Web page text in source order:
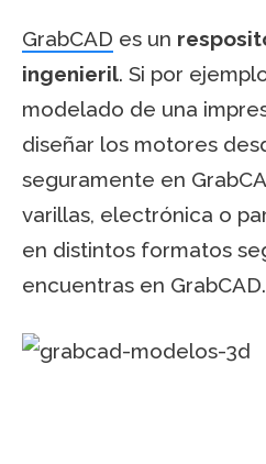
GrabCAD es un
ingenieril. Si por
modelado de una
diseñar los motores
seguramente en
varillas, electrónica o
en distintos formatos
encuentras en GrabCAD.